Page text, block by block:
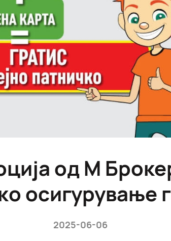
од М
осигурување
2025-06-06